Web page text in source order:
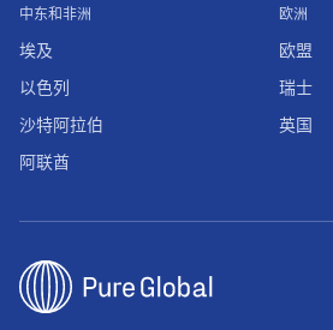
欧洲
欧盟
瑞士
英国
中东和非洲
埃及
以色列
沙特阿拉伯
阿联酋